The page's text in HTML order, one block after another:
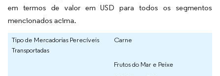
em termos de valor em USD para todos os segmentos
mencionados acima.
Tipo de Mercadorias Perecíveis
Transportadas
Carne
Frutos do Mar e Peixe